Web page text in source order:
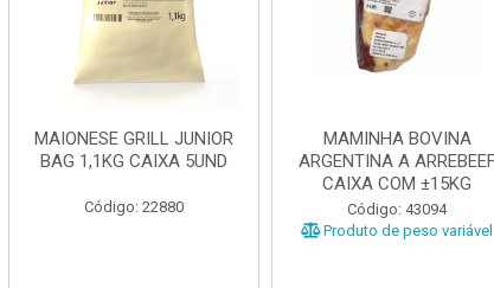
MAIONESE GRILL JUNIOR
BAG 1,1KG CAIXA 5UND
Código: 22880
MAMINHA BOVINA
ARGENTINA A ARREBEEF
CAIXA COM ±15KG
Código: 43094
Produto de peso variável